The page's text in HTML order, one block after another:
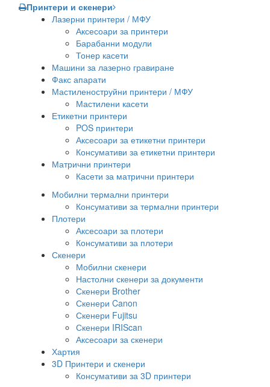
Принтери и скенери
Лазерни принтери / МФУ
Аксесоари за принтери
Барабанни модули
Тонер касети
Машини за лазерно гравиране
Факс апарати
Мастиленоструйни принтери / МФУ
Мастилени касети
Етикетни принтери
POS принтери
Аксесоари за етикетни принтери
Консумативи за етикетни принтери
Матрични принтери
Касети за матрични принтери
Мобилни термални принтери
Консумативи за термални принтери
Плотери
Аксесоари за плотери
Консумативи за плотери
Скенери
Мобилни скенери
Настолни скенери за документи
Скенери Brother
Скенери Canon
Скенери Fujitsu
Скенери IRIScan
Аксесоари за скенери
Хартия
3D Принтери и скенери
Консумативи за 3D принтери